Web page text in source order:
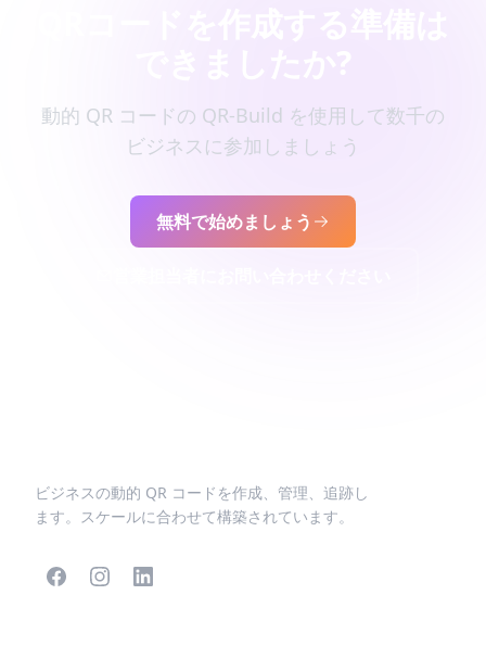
動的 QR コードの QR-Build を使用して数千の
ビジネスに参加しましょう
無料で始めましょう
ビジネスの動的 QR コードを作成、管理、追跡し
ます。スケールに合わせて構築されています。